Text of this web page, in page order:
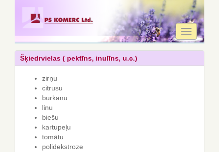
Toggle
navigation
Šķiedrvielas ( pektīns, inulīns, u.c.)
zirņu
citrusu
burkānu
linu
biešu
kartupeļu
tomātu
polidekstroze